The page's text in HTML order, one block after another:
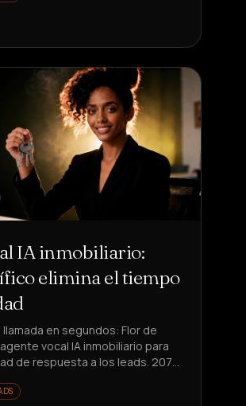
IA inmobiliario:
elimina el tiempo
llamada en segundos: Flor de
vocal IA inmobiliario para
de respuesta a los leads. 207